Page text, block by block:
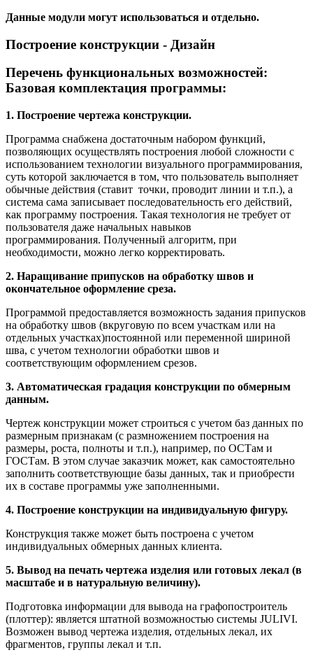
Данные модули могут использоваться и отдельно.
Построение конструкции - Дизайн
Перечень функциональных возможностей:
Базовая комплектация программы:
1. Построение чертежа конструкции.
Программа снабжена достаточным набором функций,
позволяющих осуществлять построения любой сложности с
использованием технологии визуального программирования,
суть которой заключается в том, что пользователь выполняет
обычные действия (ставит точки, проводит линии и т.п.), а
система сама записывает последовательность его действий,
как программу построения. Такая технология не требует от
пользователя даже начальных навыков
программирования. Полученный алгоритм, при
необходимости, можно легко корректировать.
2. Наращивание припусков на обработку швов и
окончательное оформление среза.
Программой предоставляется возможность задания припусков
на обработку швов (вкруговую по всем участкам или на
отдельных участках)постоянной или переменной шириной
шва, с учетом технологии обработки швов и
соответствующим оформлением срезов.
3. Автоматическая градация конструкции по обмерным
данным.
Чертеж конструкции может строиться с учетом баз данных по
размерным признакам (с размножением построения на
размеры, роста, полноты и т.п.), например, по ОСТам и
ГОСТам. В этом случае заказчик может, как самостоятельно
заполнить соответствующие базы данных, так и приобрести
их в составе программы уже заполненными.
4. Построение конструкции на индивидуальную фигуру.
Конструкция также может быть построена с учетом
индивидуальных обмерных данных клиента.
5. Вывод на печать чертежа изделия или готовых лекал (в
масштабе и в натуральную величину).
Подготовка информации для вывода на графопостроитель
(плоттер): является штатной возможностью системы JULIVI.
Возможен вывод чертежа изделия, отдельных лекал, их
фрагментов, группы лекал и т.п.